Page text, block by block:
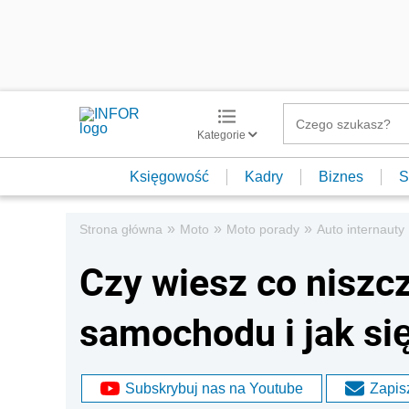
Kategorie
Księgowość Kadry Biznes
Strona główna » Moto » Moto porady » Auto internauty
Czy wiesz co
samochodu i jak
Subskrybuj nas na Youtube